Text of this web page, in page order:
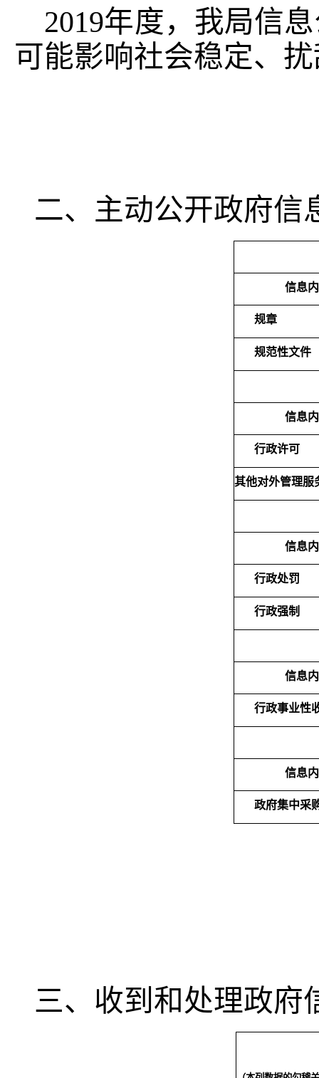
2019年度，我局信
可能影响社会稳定、
二、主动公开政府信
信息
规章
规范性文件
信息
行政许可
其他对外管理服
信息
行政处罚
行政强制
信息
行政事业性
信息
政府集中采
三、收到和处理政府